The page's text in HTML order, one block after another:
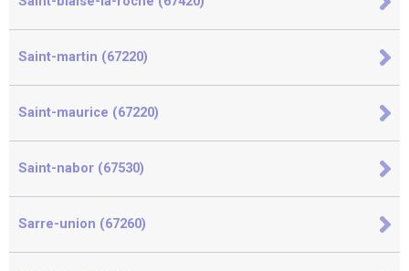
Saint-martin (67220)
Saint-maurice (67220)
Saint-nabor (67530)
Sarre-union (67260)